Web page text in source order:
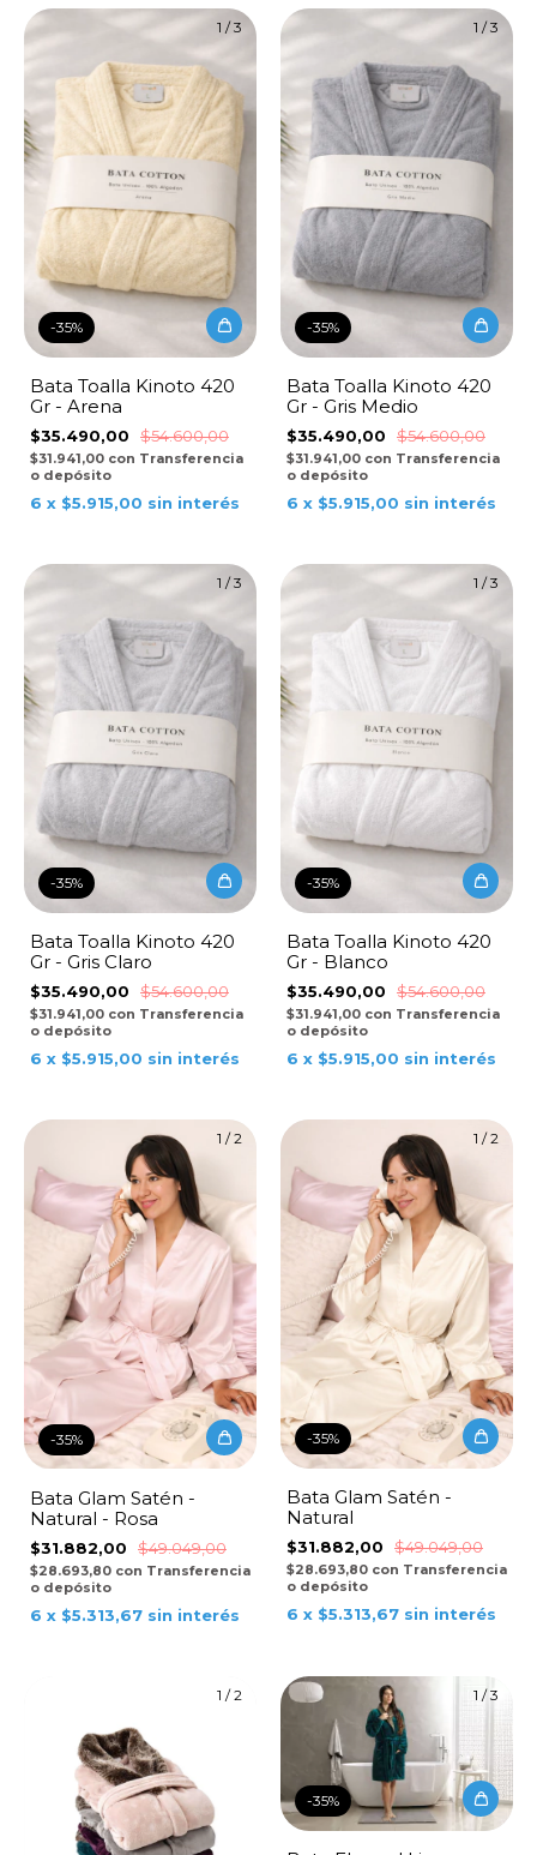
1 /3
-35%
Bata Toalla Kinoto 420
Gr - Arena
$35.490,00 $54.600,00
$31.941,00 con Transferencia
o depósito
6 x $5.915,00 sin interés
1 /3
-35%
Bata Toalla Kinoto 420
Gr - Gris Medio
$35.490,00 $54.600,00
$31.941,00 con Transferencia
o depósito
6 x $5.915,00 sin interés
1 /3
-35%
Bata Toalla Kinoto 420
Gr - Gris Claro
$35.490,00 $54.600,00
$31.941,00 con Transferencia
o depósito
6 x $5.915,00 sin interés
1 /3
-35%
Bata Toalla Kinoto 420
Gr - Blanco
$35.490,00 $54.600,00
$31.941,00 con Transferencia
o depósito
6 x $5.915,00 sin interés
1 /2
-35%
Bata Glam Satén -
Natural - Rosa
$31.882,00 $49.049,00
$28.693,80 con Transferencia
o depósito
6 x $5.313,67 sin interés
1 /2
-35%
Bata Glam Satén -
Natural
$31.882,00 $49.049,00
$28.693,80 con Transferencia
o depósito
6 x $5.313,67 sin interés
1 /2 1 /3
-35%